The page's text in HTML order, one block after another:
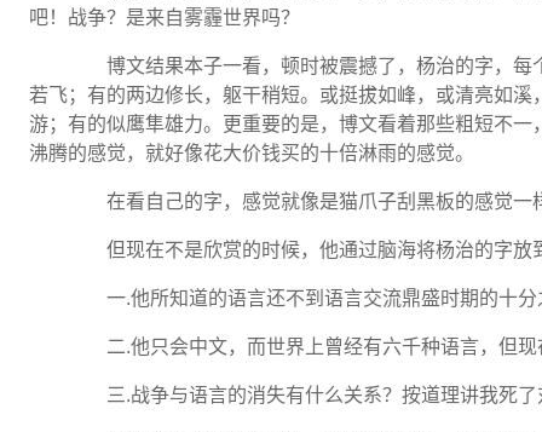
吧！战争？是来自雾霾世界吗？
博文结果本子一看，顿时被震撼了，杨治的字，每
若飞；有的两边修长，躯干稍短。或挺拔如峰，或清亮如
游；有的似鹰隼雄力。更重要的是，博文看着那些粗短不
沸腾的感觉，就好像花大价钱买的十倍淋雨的感觉。
在看自己的字，感觉就像是猫爪子刮黑板的感觉一
但现在不是欣赏的时候，他通过脑海将杨治的字放
一.他所知道的语言还不到语言交流鼎盛时期的十分
二.他只会中文，而世界上曾经有六千种语言，但现
三.战争与语言的消失有什么关系？按道理讲我死了